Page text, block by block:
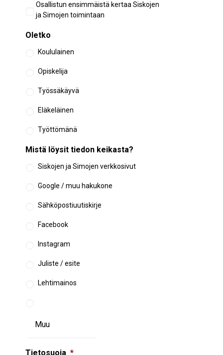
Aiempi
osallistuminen
Osallistun ensimmäistä kertaa Siskojen
ja Simojen toimintaan
Oletko
Koululainen
Opiskelija
Työssäkäyvä
Eläkeläinen
Työttömänä
Mistä löysit tiedon keikasta?
Siskojen ja Simojen verkkosivut
Google / muu hakukone
Sähköpostiuutiskirje
Facebook
Instagram
Juliste / esite
Lehtimainos
Tietosuoja *